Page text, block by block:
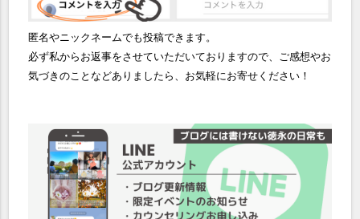
匿名やニックネームでも投稿できます。
必ず私からお返事をさせていただいておりますので、ご感想やお
気づきのことなどありましたら、お気軽にお寄せください！